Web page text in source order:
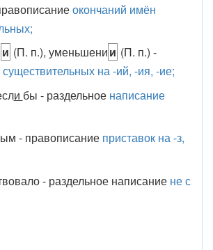
окончаний имён
и (П. п.), уменьшении (П. п.) -
существительных на -ий, -ия, -ие;
и бы - раздельное написание
- правописание приставок на -з,
- раздельное написание не с